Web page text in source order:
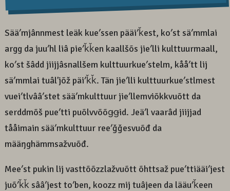
Sääʹmjânnmest leäk kueʹssen pääiʹǩest, koʹst säʹmmlai
argg da juuʹhl liâ pieʹǩǩen kaallšõs jieʹlli kulttuurmaall,
koʹst šâdd jiijjâsnallšem kulttuurkueʹstelm, kååʹtt lij
säʹmmlai tuâlʼjõž päiʹǩǩ. Tän jieʹlli kulttuurkueʹstlmest
vueiʹtlvââʹstet sääʹmkulttuur jieʹllemviõkkvuõtt da
serddmõš pueʹtti puõlvvõõǥǥid. Jeäʹl vaarâd jiijjad
tååimain sääʹmkulttuur reeʹǧǧesvuõđ da
määŋghämmsažvuõđ.
Meeʹst pukin lij vasttõõzzlažvuõtt õhttsaž pueʹttiääiʹjest
juõʹǩǩ sââʹjest toʹben, koozz mij tuâjeen da lääuʹǩeen